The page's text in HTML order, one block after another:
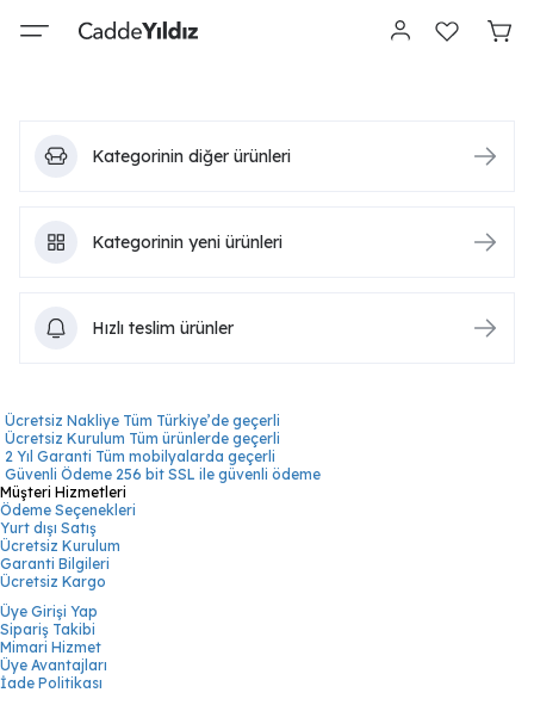
Kategorinin diğer ürünleri
Kategorinin yeni ürünleri
Hızlı teslim ürünler
Ücretsiz Nakliye Tüm Türkiye’de geçerli
Ücretsiz Kurulum Tüm ürünlerde geçerli
2 Yıl Garanti Tüm mobilyalarda geçerli
Güvenli Ödeme 256 bit SSL ile güvenli ödeme
Müşteri Hizmetleri
Ödeme Seçenekleri
Yurt dışı Satış
Ücretsiz Kurulum
Garanti Bilgileri
Ücretsiz Kargo
Üye Girişi Yap
Sipariş Takibi
Mimari Hizmet
Üye Avantajları
İade Politikası